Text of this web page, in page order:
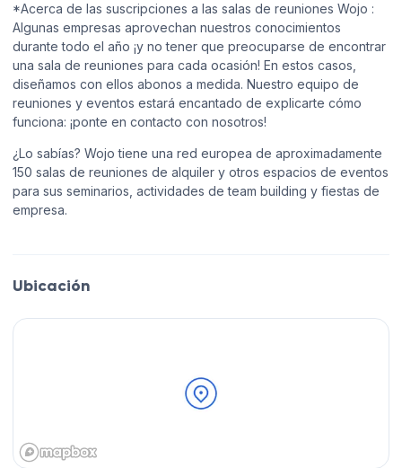
*Acerca de las suscripciones a las salas de reuniones Wojo :
Algunas empresas aprovechan nuestros conocimientos
durante todo el año ¡y no tener que preocuparse de encontrar
una sala de reuniones para cada ocasión! En estos casos,
diseñamos con ellos abonos a medida. Nuestro equipo de
reuniones y eventos estará encantado de explicarte cómo
funciona: ¡ponte en contacto con nosotros!
¿Lo sabías? Wojo tiene una red europea de aproximadamente
150 salas de reuniones de alquiler y otros espacios de eventos
para sus seminarios, actividades de team building y fiestas de
empresa.
Ubicación